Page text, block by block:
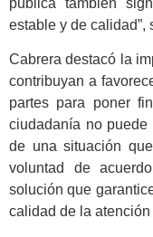
estable y de calidad”,
Cabrera destacó la
contribuyan a
partes para poner
ciudadanía no puede
de una situación
voluntad de
solución que
calidad de la atención